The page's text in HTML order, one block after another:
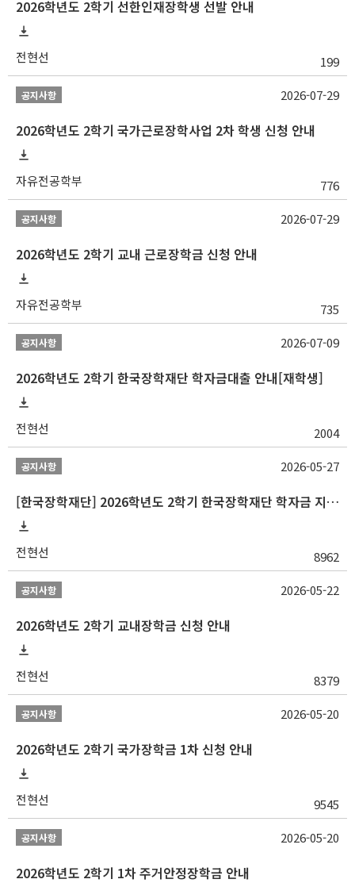
2026학년도 2학기 선한인재장학생 선발 안내
전현선 199
공지사항
2026학년도 2학기 국가근로장학사업 2차 학생 신청 안내
자유전공학부 776
2026-07-29
공지사항
2026학년도 2학기 교내 근로장학금 신청 안내
자유전공학부 735
2026-07-29
공지사항
2026학년도 2학기 한국장학재단 학자금대출 안내[재학생]
전현선 2004
2026-07-09
공지사항
[한국장학재단] 2026학년도 2학기 한국장학재단 학자금 지원구간 산정 신청 안내
전현선 8962
2026-05-27
공지사항
2026학년도 2학기 교내장학금 신청 안내
전현선 8379
2026-05-22
공지사항
2026학년도 2학기 국가장학금 1차 신청 안내
전현선 9545
2026-05-20
공지사항
2026학년도 2학기 1차 주거안정장학금 안내
2026-05-20